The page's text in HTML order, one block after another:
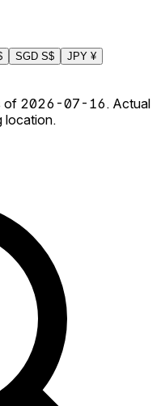
SGD S$ JPY ¥
of 2026-07-16. Actual
location.